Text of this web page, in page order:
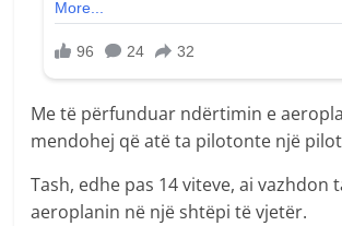
Me të përfunduar ndërtimin e
mendohej që atë ta pilotonte një pilot
Tash, edhe pas 14 viteve, ai vazhdon
aeroplanin në një shtëpi të vjetër.